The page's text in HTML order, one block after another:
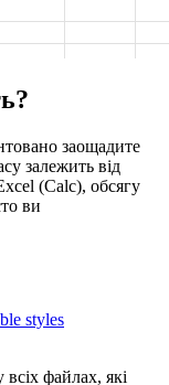
заощадите
залежить від
(Calc), обсягу
ви
styles
файлах, які